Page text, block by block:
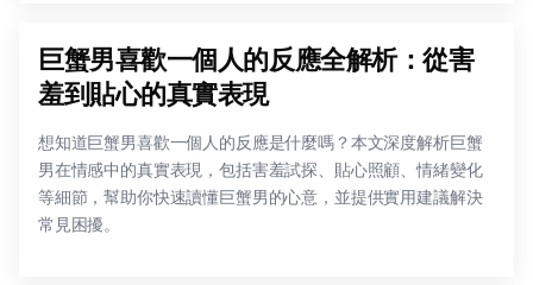
巨蟹男喜歡一個人的反應全解析：從害
羞到貼心的真實表現
想知道巨蟹男喜歡一個人的反應是什麼嗎？本文深度解析巨蟹
男在情感中的真實表現，包括害羞試探、貼心照顧、情緒變化
等細節，幫助你快速讀懂巨蟹男的心意，並提供實用建議解決
常見困擾。